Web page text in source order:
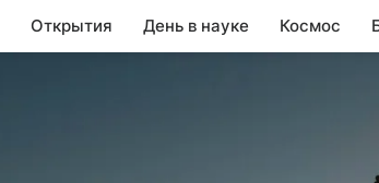
Открытия День в науке Космос